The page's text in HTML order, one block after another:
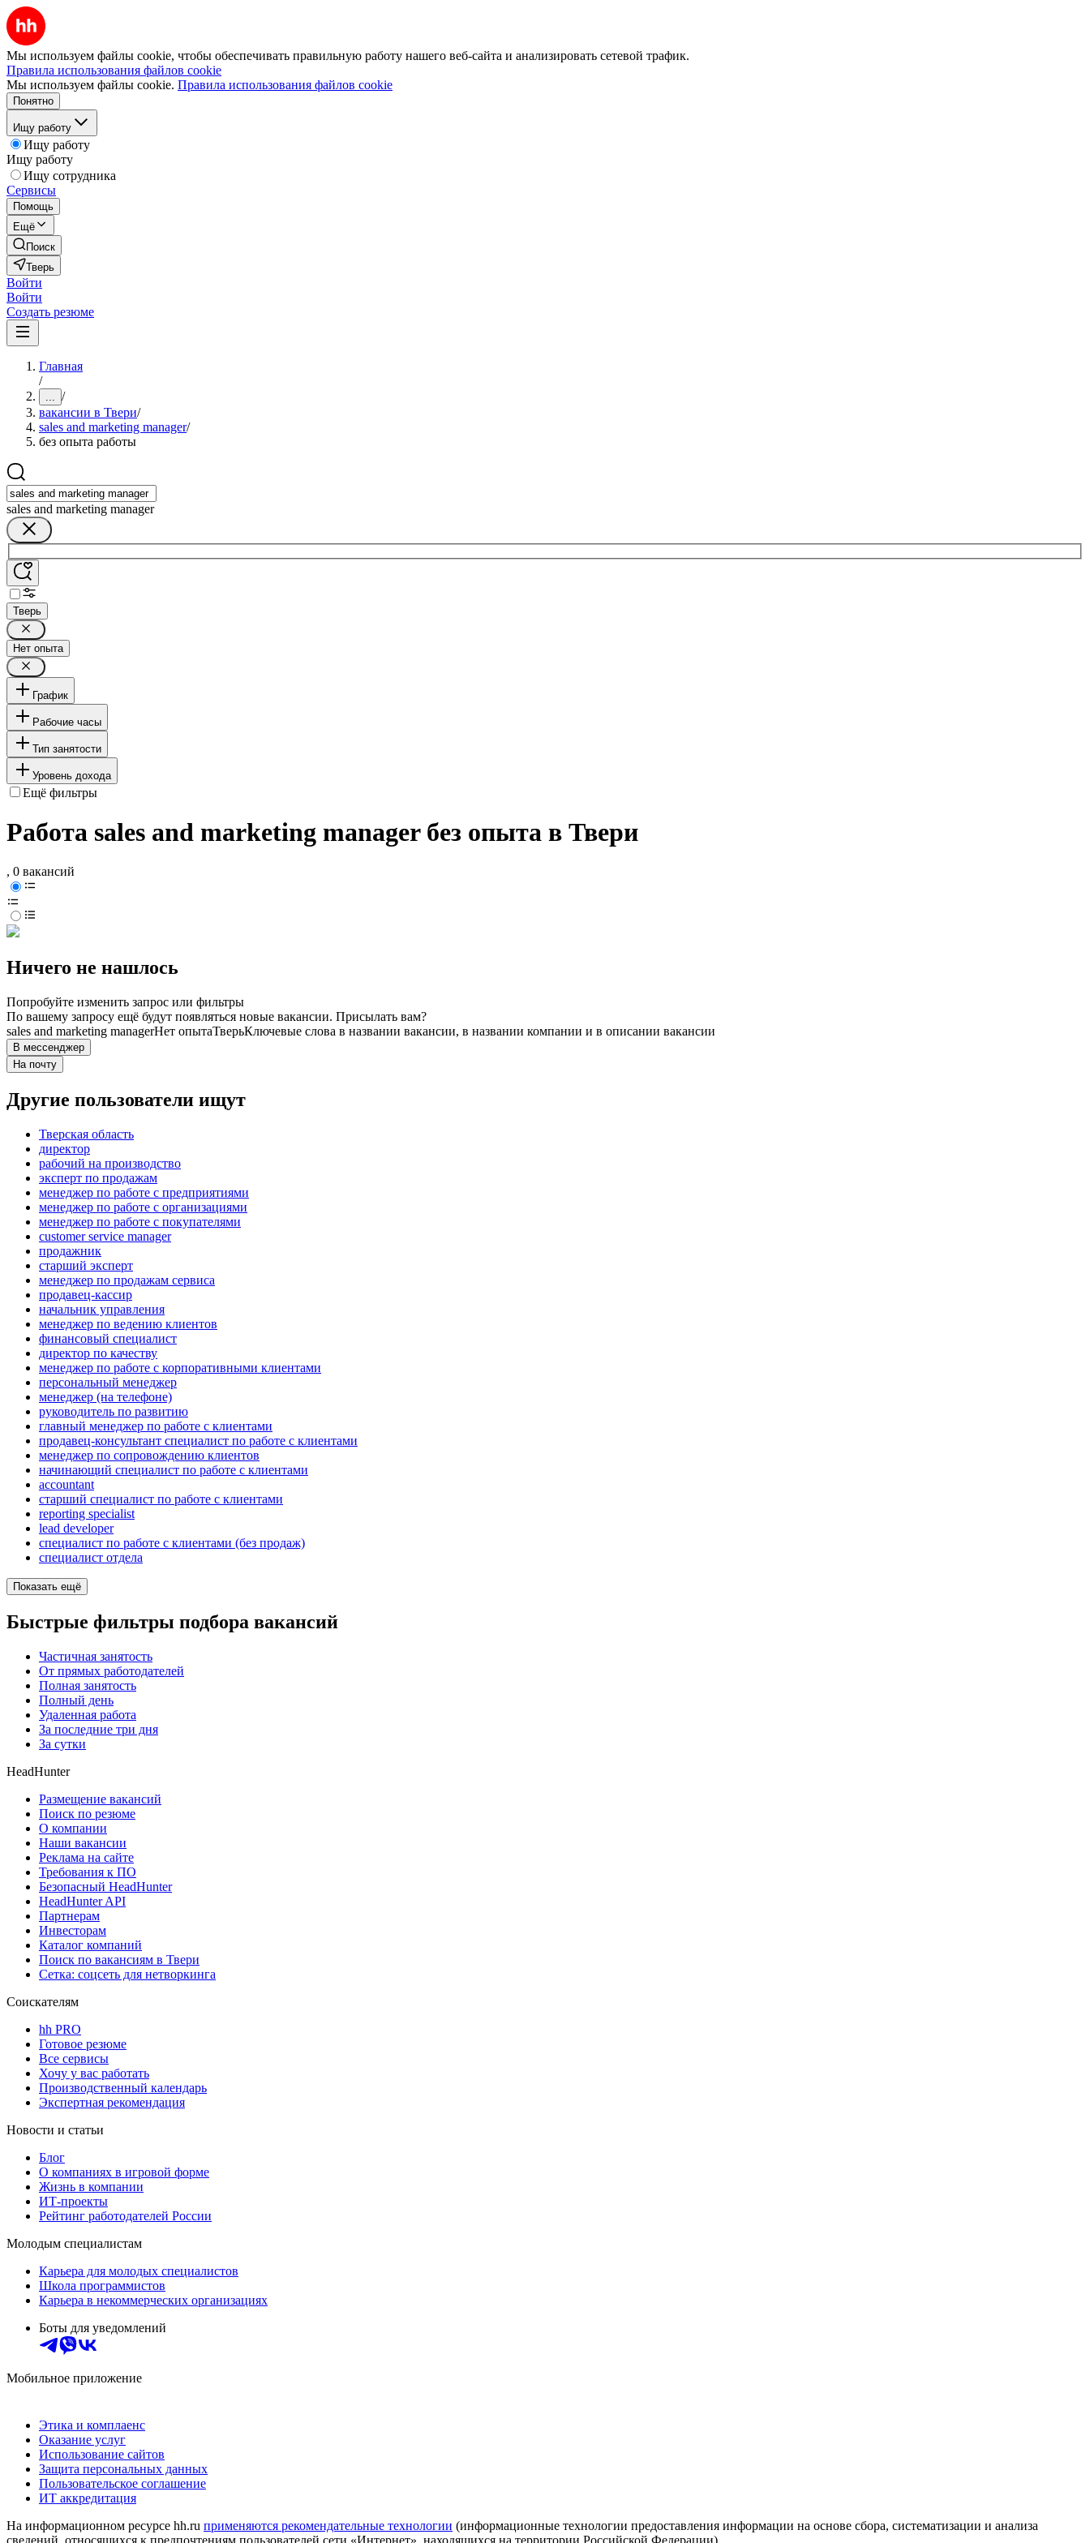
Мы используем файлы cookie, чтобы обеспечивать правильную работу нашего веб-сайта и анализировать сетевой трафик.
Правила использования файлов cookie
Мы используем файлы cookie. Правила использования файлов cookie
Понятно
Ищу работу
Ищу работу
Ищу работу
Ищу сотрудника
Сервисы
Помощь
Ещё
Поиск
Тверь
Войти
Войти
Создать резюме
Главная
/
... /
вакансии в Твери/
sales and marketing manager/
без опыта работы
sales and marketing manager
Тверь
Нет опыта
График
Рабочие часы
Тип занятости
Уровень дохода
Ещё фильтры
Работа sales and marketing manager без опыта в Твери
, 0 вакансий
Ничего не нашлось
Попробуйте изменить запрос или фильтры
По вашему запросу ещё будут появляться новые вакансии. Присылать вам?
sales and marketing managerНет опытаТверьКлючевые слова в названии вакансии, в названии компании и в описании вакансии
В мессенджер
На почту
Другие пользователи ищут
Тверская область
директор
рабочий на производство
эксперт по продажам
менеджер по работе с предприятиями
менеджер по работе с организациями
менеджер по работе с покупателями
customer service manager
продажник
старший эксперт
менеджер по продажам сервиса
продавец-кассир
начальник управления
менеджер по ведению клиентов
финансовый специалист
директор по качеству
менеджер по работе с корпоративными клиентами
персональный менеджер
менеджер (на телефоне)
руководитель по развитию
главный менеджер по работе с клиентами
продавец-консультант специалист по работе с клиентами
менеджер по сопровождению клиентов
начинающий специалист по работе с клиентами
accountant
старший специалист по работе с клиентами
reporting specialist
lead developer
специалист по работе с клиентами (без продаж)
специалист отдела
Показать ещё
Быстрые фильтры подбора вакансий
Частичная занятость
От прямых работодателей
Полная занятость
Полный день
Удаленная работа
За последние три дня
За сутки
HeadHunter
Размещение вакансий
Поиск по резюме
О компании
Наши вакансии
Реклама на сайте
Требования к ПО
Безопасный HeadHunter
HeadHunter API
Партнерам
Инвесторам
Каталог компаний
Поиск по вакансиям в Твери
Сетка: соцсеть для нетворкинга
Соискателям
hh PRO
Готовое резюме
Все сервисы
Хочу у вас работать
Производственный календарь
Экспертная рекомендация
Новости и статьи
Блог
О компаниях в игровой форме
Жизнь в компании
ИТ-проекты
Рейтинг работодателей России
Молодым специалистам
Карьера для молодых специалистов
Школа программистов
Карьера в некоммерческих организациях
Боты для уведомлений
Мобильное приложение
Этика и комплаенс
Оказание услуг
Использование сайтов
Защита персональных данных
Пользовательское соглашение
ИТ аккредитация
На информационном ресурсе hh.ru применяются рекомендательные технологии (информационные технологии предоставления информации на основе сбора, систематизации и анализа
сведений, относящихся к предпочтениям пользователей сети «Интернет», находящихся на территории Российской Федерации)